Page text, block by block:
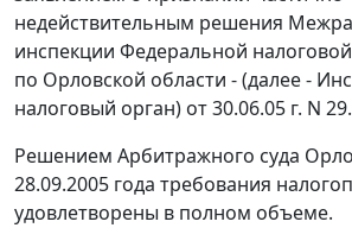
недействительным решения
инспекции Федеральной
по Орловской области - (далее -
налоговый орган) от 30.06.05 г. N 29.
Решением Арбитражного суда
28.09.2005 года требования
удовлетворены в полном объеме.